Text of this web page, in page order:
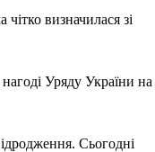
визначилася зі
Уряду України на
Сьогодні